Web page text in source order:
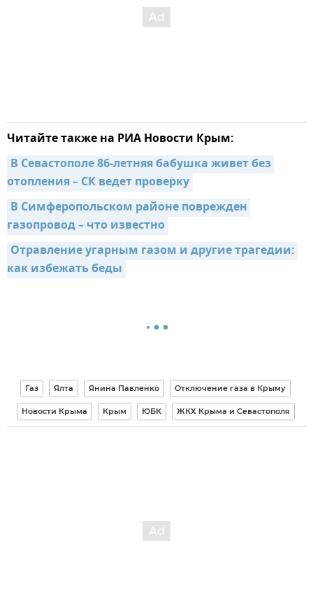
Читайте также на РИА Новости Крым:
В Севастополе 86-летняя бабушка живет без
отопления – СК ведет проверку
В Симферопольском районе поврежден
газопровод – что известно
Отравление угарным газом и другие трагедии:
как избежать беды
Газ Ялта Янина Павленко Отключение газа в Крыму
Новости Крыма Крым ЮБК ЖКХ Крыма и Севастополя